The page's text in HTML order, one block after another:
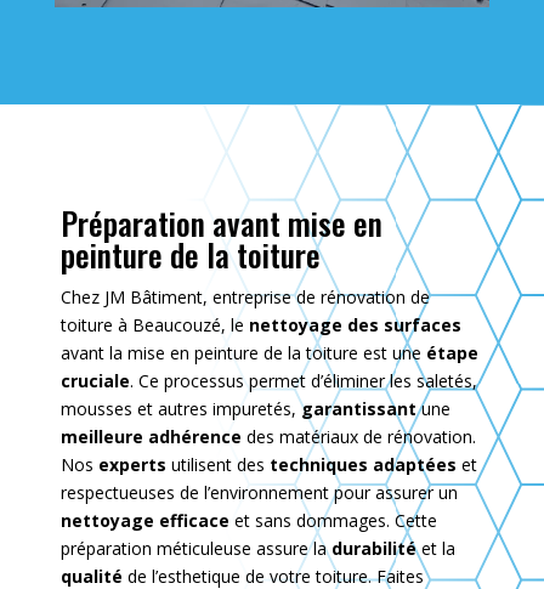
Préparation avant mise en
peinture de la toiture
Chez JM Bâtiment, entreprise de rénovation de
toiture à Beaucouzé, le nettoyage des surfaces
avant la mise en peinture de la toiture est une étape
cruciale. Ce processus permet d’éliminer les saletés,
mousses et autres impuretés,garantissantune
meilleure adhérence des matériaux de rénovation.
Nos experts utilisent des techniques adaptées et
respectueuses de l’environnement pour assurer un
nettoyage efficace et sans dommages. Cette
préparation méticuleuse assure ladurabilitéet la
qualité de l’esthetique de votre toiture. Faites